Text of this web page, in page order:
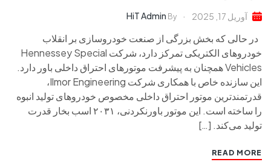
آوریل 17, 2025 By
HiT Admin
در حالی که بخش بزرگی از صنعت خودروسازی بر انقلاب
خودروهای الکتریکی تمرکز دارد، شرکت Hennessey Special
Vehicles همچنان به پیشرفت موتورهای احتراق داخلی باور دارد.
این سازنده خاص با همکاری شرکت Ilmor Engineering،
قدرتمندترین موتور احتراق داخلی مخصوص خودروهای تولید انبوه
را ساخته است. این موتور باورنکردنی، ۲۰۳۱ اسب بخار قدرت
تولید می‌کند. […]
READ MORE